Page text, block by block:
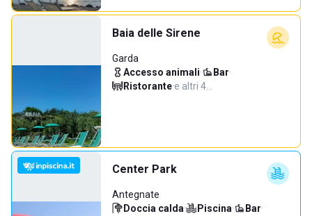
Baia delle Sirene
Garda
Accesso animali· Bar·
Ristorante·e altri 4…
Center Park
Antegnate
Doccia calda· Piscina· Bar·